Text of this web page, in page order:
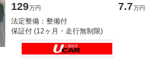
129万円 7.7万円
法定整備：整備付
保証付 (12ヶ月・走行無制限)